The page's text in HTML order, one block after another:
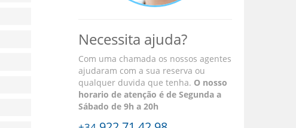
Necessita ajuda?
Com uma chamada os nossos agentes
ajudaram com a sua reserva ou
qualquer duvida que tenha. O nosso
horario de atenção é de Segunda a
Sábado de 9h a 20h